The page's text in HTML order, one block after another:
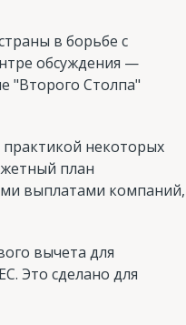
в борьбе с
обсуждения —
"Второго Столпа"
практикой некоторых
план
выплатами компаний,
вычета для
Это сделано для